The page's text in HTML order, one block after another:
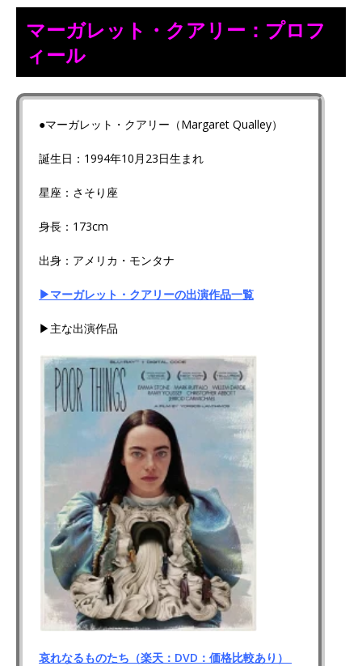
マーガレット・クアリー：プロフ
ィール
●マーガレット・クアリー（Margaret Qualley）
誕生日：1994年10月23日生まれ
星座：さそり座
身長：173cm
出身：アメリカ・モンタナ
▶マーガレット・クアリーの出演作品一覧
▶主な出演作品
哀れなるものたち（楽天：DVD：価格比較あり）